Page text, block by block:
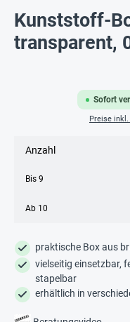
Kunststoff-
transparent,
Sofort
Preise
Anzahl
Bis 9
Ab 10
praktische Box aus
vielseitig einsetzbar,
stapelbar
erhältlich in